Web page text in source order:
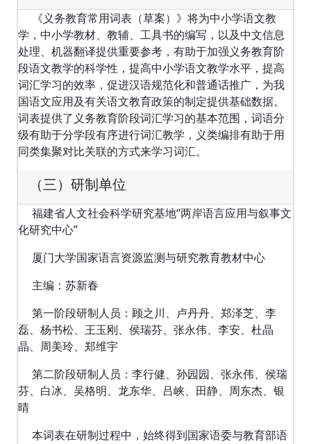
《义务教育常用词表（草案）》将为中小学语文教
学，中小学教材、教辅、工具书的编写，以及中文信息
处理、机器翻译提供重要参考，有助于加强义务教育阶
段语文教学的科学性，提高中小学语文教学水平，提高
词汇学习的效率，促进汉语规范化和普通话推广，为我
国语文应用及有关语文教育政策的制定提供基础数据。
词表提供了义务教育阶段词汇学习的基本范围，词语分
级有助于分学段有序进行词汇教学，义类编排有助于用
同类集聚对比关联的方式来学习词汇。
（三）研制单位
福建省人文社会科学研究基地“两岸语言应用与叙事文
化研究中心”
厦门大学国家语言资源监测与研究教育教材中心
主编：苏新春
第一阶段研制人员：顾之川、卢丹丹、郑泽芝、李
磊、杨书松、王玉刚、侯瑞芬、张永伟、李安、杜晶
晶、周美玲、郑维宇
第二阶段研制人员：李行健、孙园园、张永伟、侯瑞
芬、白冰、吴格明、龙东华、吕峡、田静、周东杰、银
晴
本词表在研制过程中，始终得到国家语委与教育部语